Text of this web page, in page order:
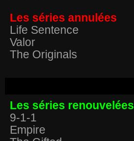
Les séries annulées
Life Sentence
Valor
The Originals
Les séries renouvelées
9-1-1
Empire